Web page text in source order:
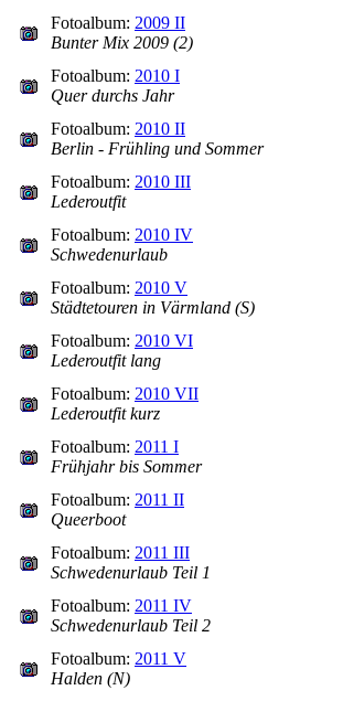
Fotoalbum: 2009 II
Bunter Mix 2009 (2)
Fotoalbum: 2010 I
Quer durchs Jahr
Fotoalbum: 2010 II
Berlin - Frühling und Sommer
Fotoalbum: 2010 III
Lederoutfit
Fotoalbum: 2010 IV
Schwedenurlaub
Fotoalbum: 2010 V
Städtetouren in Värmland (S)
Fotoalbum: 2010 VI
Lederoutfit lang
Fotoalbum: 2010 VII
Lederoutfit kurz
Fotoalbum: 2011 I
Frühjahr bis Sommer
Fotoalbum: 2011 II
Queerboot
Fotoalbum: 2011 III
Schwedenurlaub Teil 1
Fotoalbum: 2011 IV
Schwedenurlaub Teil 2
Fotoalbum: 2011 V
Halden (N)